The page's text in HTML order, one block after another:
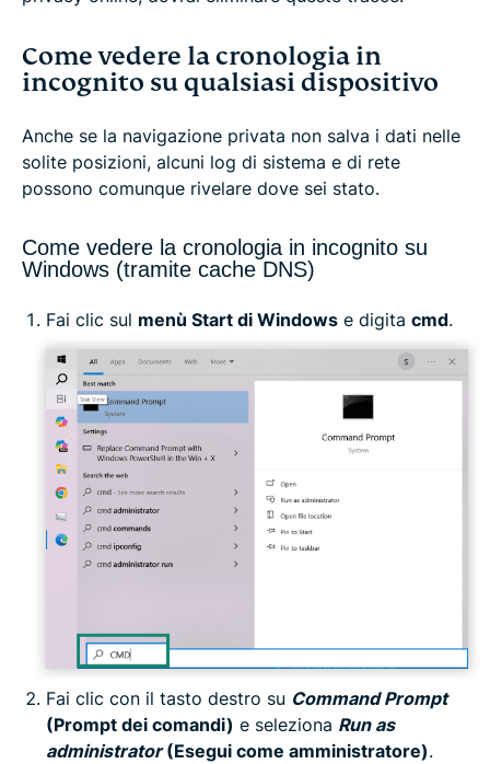
Come vedere la cronologia in
incognito su qualsiasi dispositivo
Anche se la navigazione privata non salva i dati nelle
solite posizioni, alcuni log di sistema e di rete
possono comunque rivelare dove sei stato.
Come vedere la cronologia in incognito su
Windows (tramite cache DNS)
Fai clic sul menù Start di Windows e digita cmd.
Fai clic con il tasto destro su Command Prompt
(Prompt dei comandi) e seleziona Run as
administrator(Esegui come amministratore).